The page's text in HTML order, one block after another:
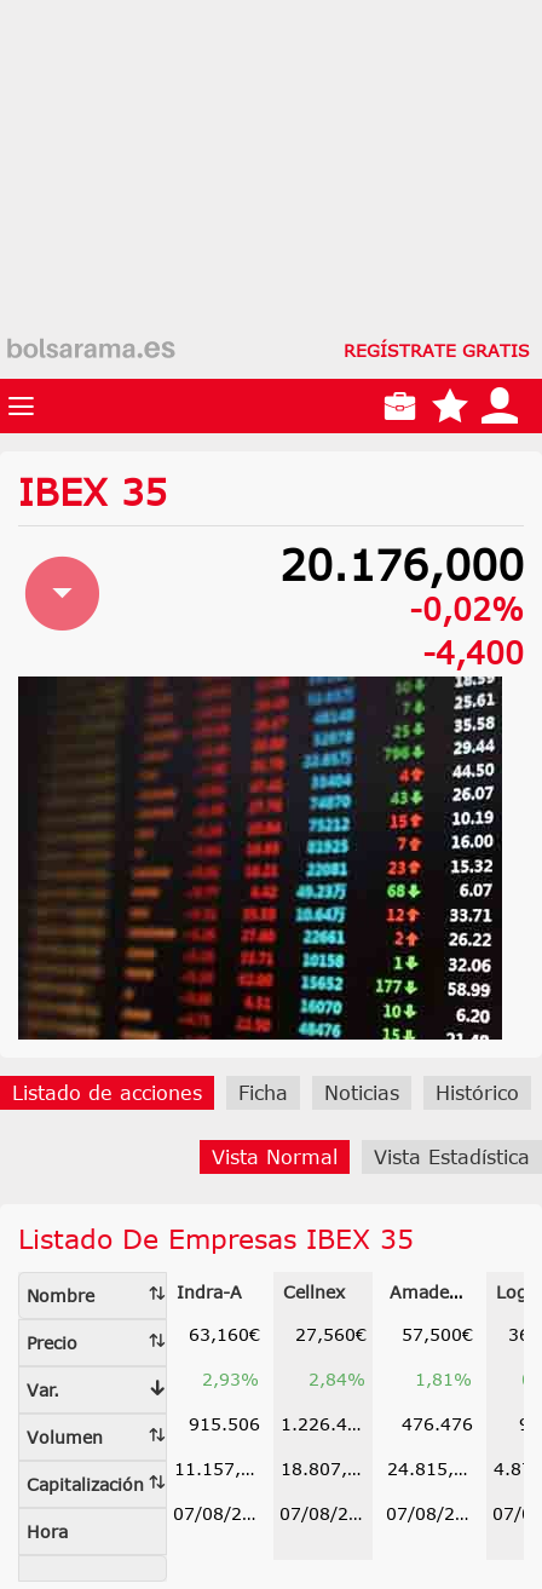
REGÍSTRATE GRATIS
IBEX 35
20.176,000
-0,02%
-4,400
Listado de acciones Ficha Noticias Histórico
Vista Normal Vista Estadística
Listado De Empresas IBEX 35
Nombre
Precio
Var.
Volumen
Capitalización
Hora
Indra-A
63,160€
2,93%
915.506
11.157,492m€
07/08/26 17:35
Cellnex
27,560€
2,84%
1.226.457
18.807,246m€
07/08/26 17:35
Amadeus-A
57,500€
1,81%
476.476
24.815,350m€
07/08/26 17:35